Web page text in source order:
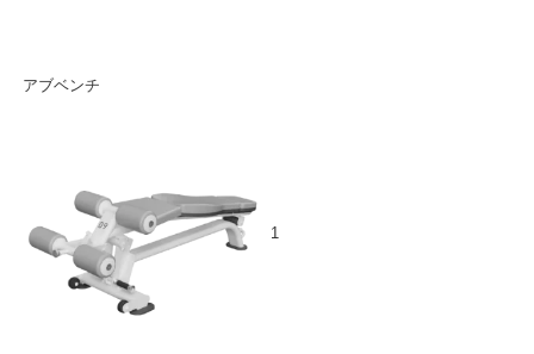
アブベンチ
1